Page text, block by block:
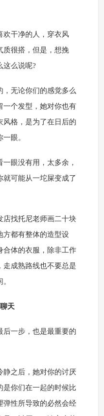
干净的人，穿衣风
质很搭，但是，想挽
这么说呢?
无论你们的感觉多么
一个发型，她对你也有
风格，是为了在日后的
眼。
眼没有用，太多余，
就可能从一坨屎变成了
找托尼老师画二十块
方都有整体的造型设
合体的衣服，除非工作
走成熟路线也不要总是
天
一步，也是最重要的
之后，她对你的讨厌
是你们在一起的时候比
弹性所导致的必然会经